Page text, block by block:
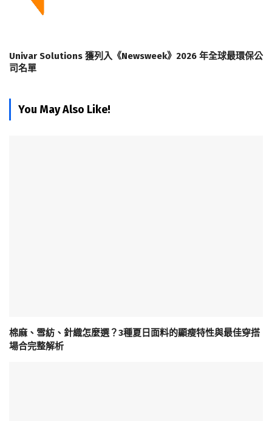
Univar Solutions 獲列入《Newsweek》2026 年全球最環保公
司名單
You May Also Like!
棉麻、雪紡、針織怎麼選？3種夏日面料的顯瘦特性與最佳穿搭
場合完整解析